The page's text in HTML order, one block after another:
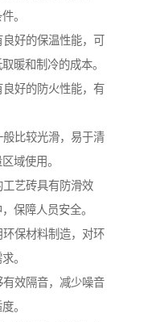
。
好的保温性能，可
暖和制冷的成本。
好的防火性能，有
比较光滑，易于清
域使用。
艺砖具有防滑效
保障人员安全。
保材料制造，对环
。
效隔音，减少噪音
。